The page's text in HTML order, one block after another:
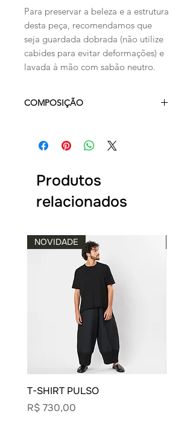
Para preservar a beleza e a estrutura
desta peça, recomendamos que
seja guardada dobrada (não utilize
cabides para evitar deformações) e
lavada à mão com sabão neutro.
COMPOSIÇÃO
E POLIAMIDA 31%
Produtos
relacionados
NOVIDADE
T-SHIRT PULSO
Preço
R$ 730,00